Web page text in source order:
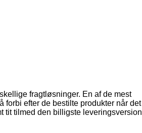
fragtløsninger. En af de mest
forbi efter de bestilte produkter når det
tit tilmed den billigste leveringsversion